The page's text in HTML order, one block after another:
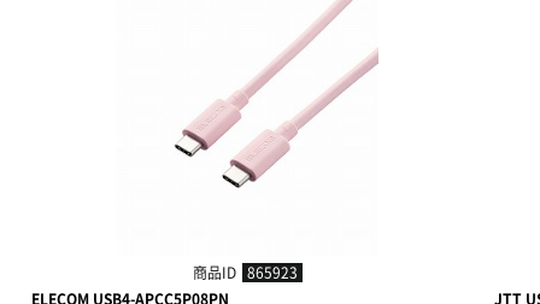
商品ID 865923
ELECOM USB4-APCC5P08PN
JTT